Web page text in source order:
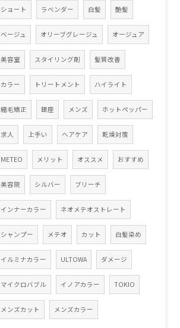
ショート ラベンダー 白髪 艶髪
ベージュ オリーブグレージュ オージュア
美容室 スタイリング剤 髪質改善
カラー トリートメント ハイライト
縮毛矯正 銀座 メンズ ホットペッパー
求人 上手い ヘアケア 乾燥対策
METEO メリット オススメ おすすめ
美容院 シルバー ブリーチ
インナーカラー ネオメテオストレート
シャンプー メテオ カット 白髪染め
イルミナカラー ULTOWA ダメージ
マイクロバブル イノアカラー TOKIO
メンズカット メンズカラー